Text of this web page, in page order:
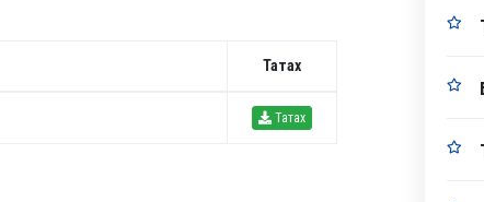
Татах
Татах